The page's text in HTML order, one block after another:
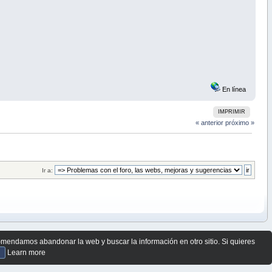
En línea
IMPRIMIR
« anterior próximo »
Ir a:
abandonar la web y buscar la información en otro sitio. Si quieres
Learn more